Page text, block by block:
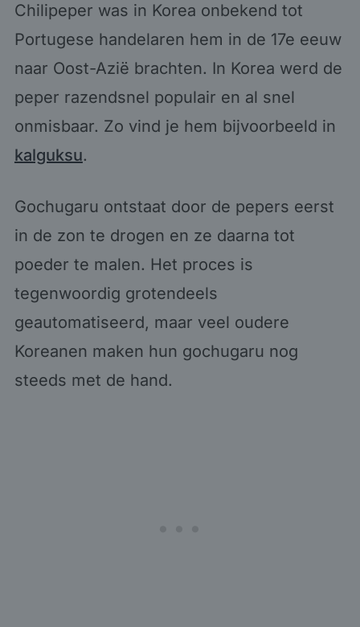
Chilipeper was in Korea onbekend tot
Portugese handelaren hem in de 17e eeuw
naar Oost-Azië brachten. In Korea werd de
peper razendsnel populair en al snel
onmisbaar. Zo vind je hem bijvoorbeeld in
kalguksu.
Gochugaru ontstaat door de pepers eerst
in de zon te drogen en ze daarna tot
poeder te malen. Het proces is
tegenwoordig grotendeels
geautomatiseerd, maar veel oudere
Koreanen maken hun gochugaru nog
steeds met de hand.